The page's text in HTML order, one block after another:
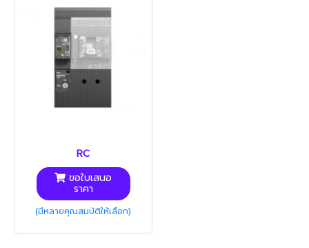
RC
ขอใบเสนอ
ราคา
(มีหลายคุณสมบัติให้เลือก)